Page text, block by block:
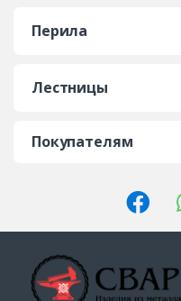
Перила
Лестницы
Покупателям